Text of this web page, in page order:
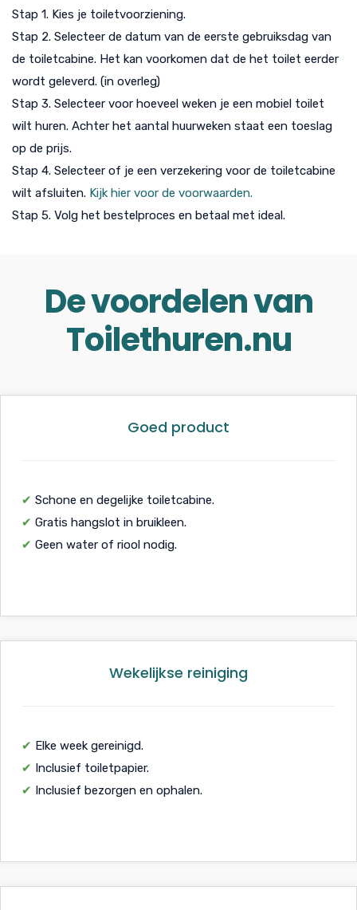
Stap 1. Kies je toiletvoorziening.
Stap 2. Selecteer de datum van de eerste gebruiksdag van
de toiletcabine. Het kan voorkomen dat de het toilet eerder
wordt geleverd. (in overleg)
Stap 3. Selecteer voor hoeveel weken je een mobiel toilet
wilt huren. Achter het aantal huurweken staat een toeslag
op de prijs.
Stap 4. Selecteer of je een verzekering voor de toiletcabine
wilt afsluiten. Kijk hier voor de voorwaarden.
Stap 5. Volg het bestelproces en betaal met ideal.
De voordelen van
Toilethuren.nu
Goed product
✔ Schone en degelijke toiletcabine.
✔ Gratis hangslot in bruikleen.
✔ Geen water of riool nodig.
Wekelijkse reiniging
✔ Elke week gereinigd.
✔ Inclusief toiletpapier.
✔ Inclusief bezorgen en ophalen.